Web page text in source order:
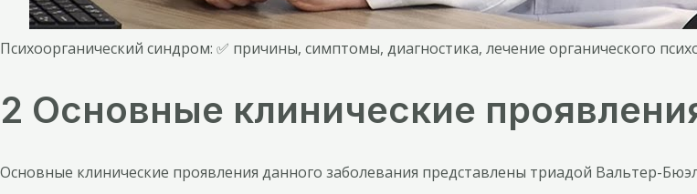
Психоорганический синдром: ✅ причины, симптомы, диагностика, лечение органического
2 Основные клинические
Основные клинические проявления данного заболевания представлены триадой Вальтер-